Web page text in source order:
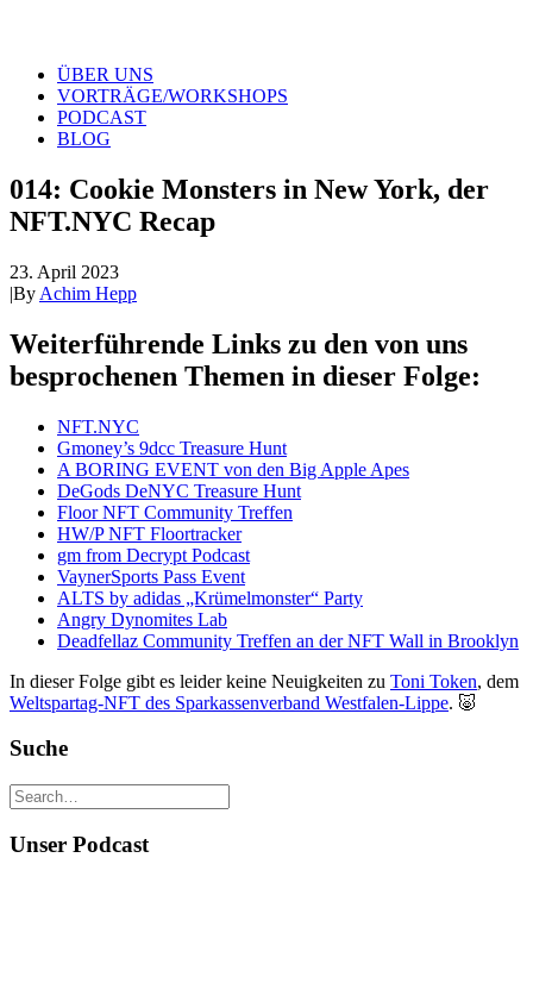
ÜBER UNS
VORTRÄGE/WORKSHOPS
PODCAST
BLOG
014: Cookie Monsters in New York, der
NFT.NYC Recap
23. April 2023
|By Achim Hepp
Weiterführende Links zu den von uns
besprochenen Themen in dieser Folge:
NFT.NYC
Gmoney’s 9dcc Treasure Hunt
A BORING EVENT von den Big Apple Apes
DeGods DeNYC Treasure Hunt
Floor NFT Community Treffen
HW/P NFT Floortracker
gm from Decrypt Podcast
VaynerSports Pass Event
ALTS by adidas „Krümelmonster“ Party
Angry Dynomites Lab
Deadfellaz Community Treffen an der NFT Wall in Brooklyn
In dieser Folge gibt es leider keine Neuigkeiten zu Toni Token, dem
Weltspartag-NFT des Sparkassenverband Westfalen-Lippe. 🐷
Suche
Unser Podcast